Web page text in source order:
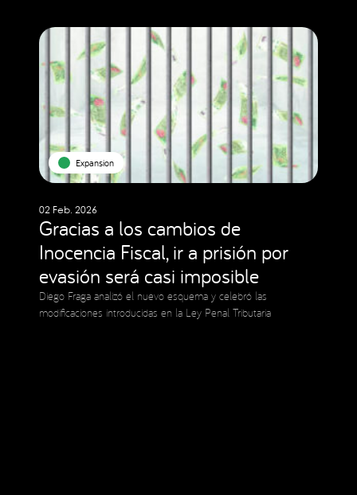
Expansion
02 Feb. 2026
Gracias a los cambios de
Inocencia Fiscal, ir a prisión por
evasión será casi imposible
Diego Fraga analizó el nuevo esquema y celebró las
modificaciones introducidas en la Ley Penal Tributaria